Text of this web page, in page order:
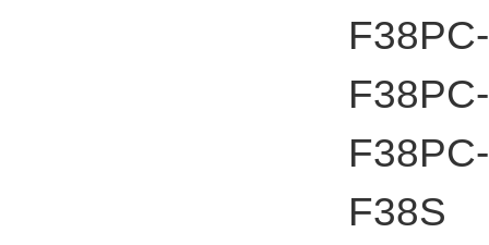
F38S